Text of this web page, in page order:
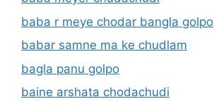
baba r meye chodar bangla golpo
babar samne ma ke chudlam
bagla panu golpo
baine arshata chodachudi